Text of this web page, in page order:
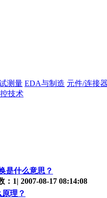
测量 EDA与制造 元件/连接
技术
是什么意思？
：1| 2007-08-17 08:14:08
理？